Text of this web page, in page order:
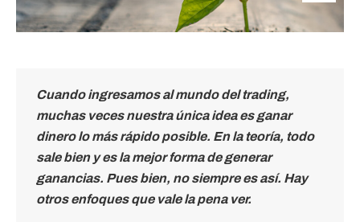
Cuando ingresamos al mundo del trading,
muchas veces nuestra única idea es ganar
dinero lo más rápido posible. En la teoría, todo
sale bien y es la mejor forma de generar
ganancias. Pues bien, no siempre es así. Hay
otros enfoques que vale la pena ver.